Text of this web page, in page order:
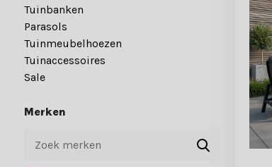
Tuinbanken
Parasols
Tuinmeubelhoezen
Tuinaccessoires
Sale
Merken